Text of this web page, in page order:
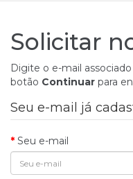
Somos
Filtros
Magnetizador
Purificadores
Solicitar
Digite o e-mail
botão Continuar para
Seu e-mail já
Seu e-mail